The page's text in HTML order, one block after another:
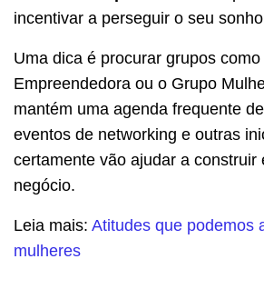
incentivar a perseguir o seu
Uma dica é procurar grupos
Empreendedora ou o Grupo
mantém uma agenda frequente
eventos de networking e outras
certamente vão ajudar a construir
negócio.
Leia mais: Atitudes que podemos
mulheres